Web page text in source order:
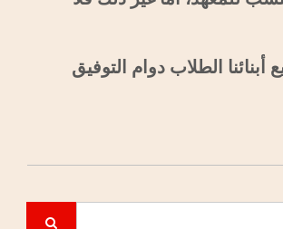
أبنائنا الطلاب دوام التوفيق
الدراسي ( الصيفي )